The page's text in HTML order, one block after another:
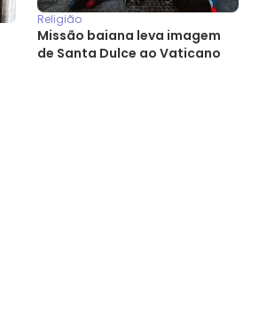
Religião
Missão baiana leva imagem
de Santa Dulce ao Vaticano